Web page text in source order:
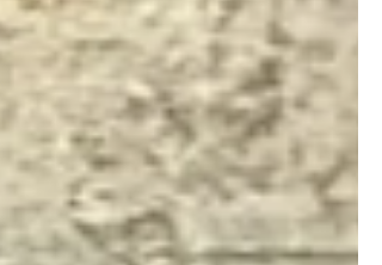
med advisoryboard og levede erfaringer i
kompetenceudviklingen.